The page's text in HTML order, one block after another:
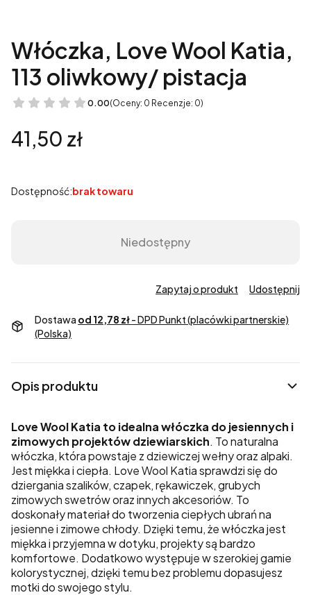
Włóczka, Love Wool Katia,
113 oliwkowy/ pistacja
0.00(Oceny: 0 Recenzje: 0)
Cena
41,50 zł
Dostępność:brak towaru
Niedostępny
Zapytaj o produkt Udostępnij
Dostawa od 12,78 zł- DPD Punkt (placówki partnerskie)
(Polska)
Opis produktu
Love Wool Katia to idealna włóczka do jesiennych i
zimowych projektów dziewiarskich. To naturalna
włóczka, która powstaje z dziewiczej wełny oraz alpaki.
Jest miękka i ciepła. Love Wool Katia sprawdzi się do
dziergania szalików, czapek, rękawiczek, grubych
zimowych swetrów oraz innych akcesoriów. To
doskonały materiał do tworzenia ciepłych ubrań na
jesienne i zimowe chłody. Dzięki temu, że włóczka jest
miękka i przyjemna w dotyku, projekty są bardzo
komfortowe. Dodatkowo występuje w szerokiej gamie
kolorystycznej, dzięki temu bez problemu dopasujesz
motki do swojego stylu.